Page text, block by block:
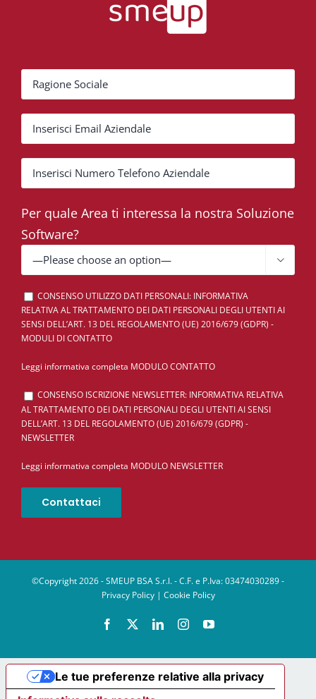
Per quale Area ti interessa la nostra Soluzione
Software?

CONSENSO UTILIZZO DATI PERSONALI: INFORMATIVA
RELATIVA AL TRATTAMENTO DEI DATI PERSONALI DEGLI UTENTI AI
SENSI DELL’ART. 13 DEL REGOLAMENTO (UE) 2016/679 (GDPR) -
MODULI DI CONTATTO
Leggi informativa completa MODULO CONTATTO
CONSENSO ISCRIZIONE NEWSLETTER: INFORMATIVA RELATIVA
AL TRATTAMENTO DEI DATI PERSONALI DEGLI UTENTI AI SENSI
DELL’ART. 13 DEL REGOLAMENTO (UE) 2016/679 (GDPR) -
NEWSLETTER
Leggi informativa completa MODULO NEWSLETTER
©Copyright 2026 - SMEUP BSA S.r.l. - C.F. e P.Iva: 03474030289 -
Privacy Policy| Cookie Policy
Facebook LinkedInInstagramYouTube
Le tue preferenze relative alla privacy